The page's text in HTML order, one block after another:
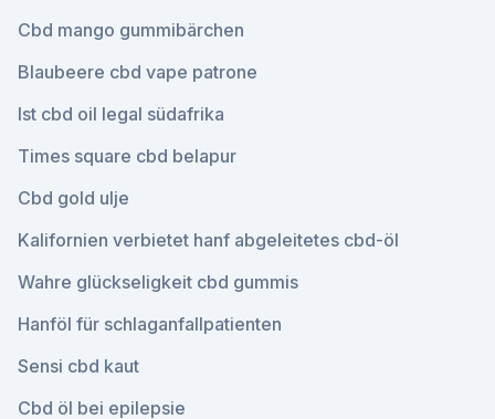
Cbd mango gummibärchen
Blaubeere cbd vape patrone
Ist cbd oil legal südafrika
Times square cbd belapur
Cbd gold ulje
Kalifornien verbietet hanf abgeleitetes cbd-öl
Wahre glückseligkeit cbd gummis
Hanföl für schlaganfallpatienten
Sensi cbd kaut
Cbd öl bei epilepsie